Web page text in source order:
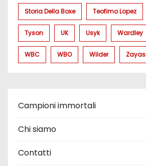
Storia Della Boxe Teofimo Lopez
Tyson UK Usyk Wardley
WBC WBO Wilder Zayas
Campioni immortali
Chi siamo
Contatti